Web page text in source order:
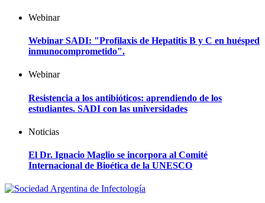
Webinar
Webinar SADI: "Profilaxis de Hepatitis B y C en huésped
inmunocomprometido".
Webinar
Resistencia a los antibióticos: aprendiendo de los
estudiantes. SADI con las universidades
Noticias
El Dr. Ignacio Maglio se incorpora al Comité
Internacional de Bioética de la UNESCO